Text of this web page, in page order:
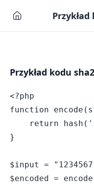
Przykład
Przykład kodu
<?php
function
return
}
$input =
$encoded =